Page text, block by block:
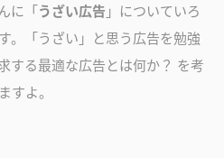
に「うざい広告 」についていろ
。「うざい」と思う広告を勉強
する最適な広告とは何か？ を考
すよ。